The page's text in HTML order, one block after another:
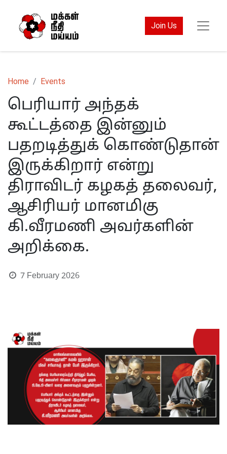
Join Us
Home Events
பெரியார் அந்தக்
கூட்டத்தை இன்னும்
பதறடித்துக் கொண்டுதான்
இருக்கிறார் என்று
திராவிடர் கழகத் தலைவர்,
ஆசிரியர் மானமிகு
கி.வீரமணி அவர்களின்
அறிக்கை.
7 February 2026